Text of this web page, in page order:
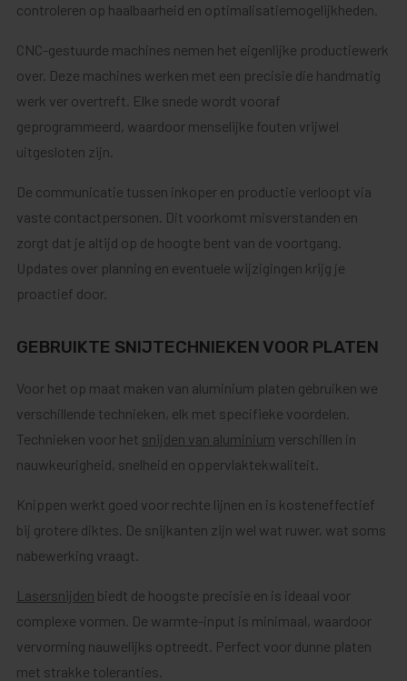
controleren op haalbaarheid en optimalisatiemogelijkheden.
CNC-gestuurde machines nemen het eigenlijke productiewerk
over. Deze machines werken met een precisie die handmatig
werk ver overtreft. Elke snede wordt vooraf
geprogrammeerd, waardoor menselijke fouten vrijwel
uitgesloten zijn.
De communicatie tussen inkoper en productie verloopt via
vaste contactpersonen. Dit voorkomt misverstanden en
zorgt dat je altijd op de hoogte bent van de voortgang.
Updates over planning en eventuele wijzigingen krijg je
proactief door.
GEBRUIKTE SNIJTECHNIEKEN VOOR PLATEN
Voor het op maat maken van aluminium platen gebruiken we
verschillende technieken, elk met specifieke voordelen.
Technieken voor het snijden van aluminium verschillen in
nauwkeurigheid, snelheid en oppervlaktekwaliteit.
Knippen werkt goed voor rechte lijnen en is kosteneffectief
bij grotere diktes. De snijkanten zijn wel wat ruwer, wat soms
nabewerking vraagt.
Lasersnijden biedt de hoogste precisie en is ideaal voor
complexe vormen. De warmte-input is minimaal, waardoor
vervorming nauwelijks optreedt. Perfect voor dunne platen
met strakke toleranties.